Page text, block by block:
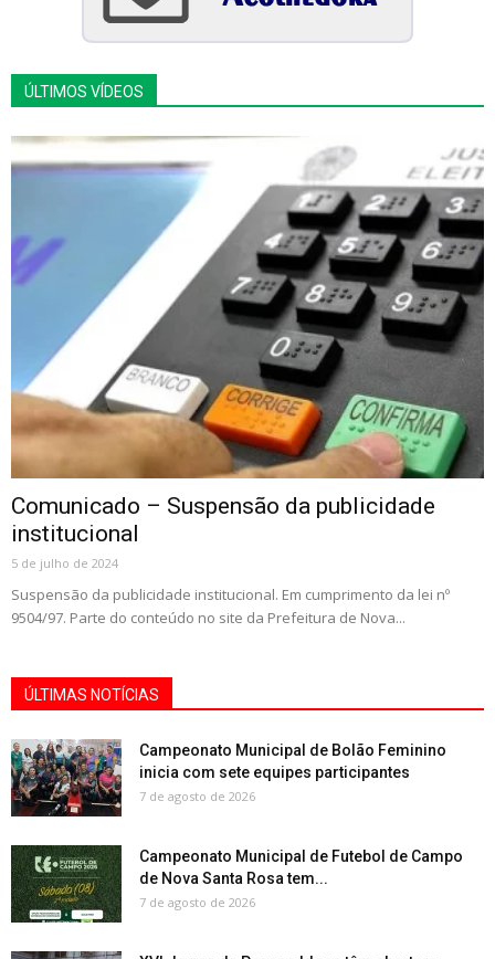
ÚLTIMOS VÍDEOS
Comunicado – Suspensão da publicidade
institucional
5 de julho de 2024
Suspensão da publicidade institucional. Em cumprimento da lei nº
9504/97. Parte do conteúdo no site da Prefeitura de Nova...
ÚLTIMAS NOTÍCIAS
Campeonato Municipal de Bolão Feminino
inicia com sete equipes participantes
7 de agosto de 2026
Campeonato Municipal de Futebol de Campo
de Nova Santa Rosa tem...
7 de agosto de 2026